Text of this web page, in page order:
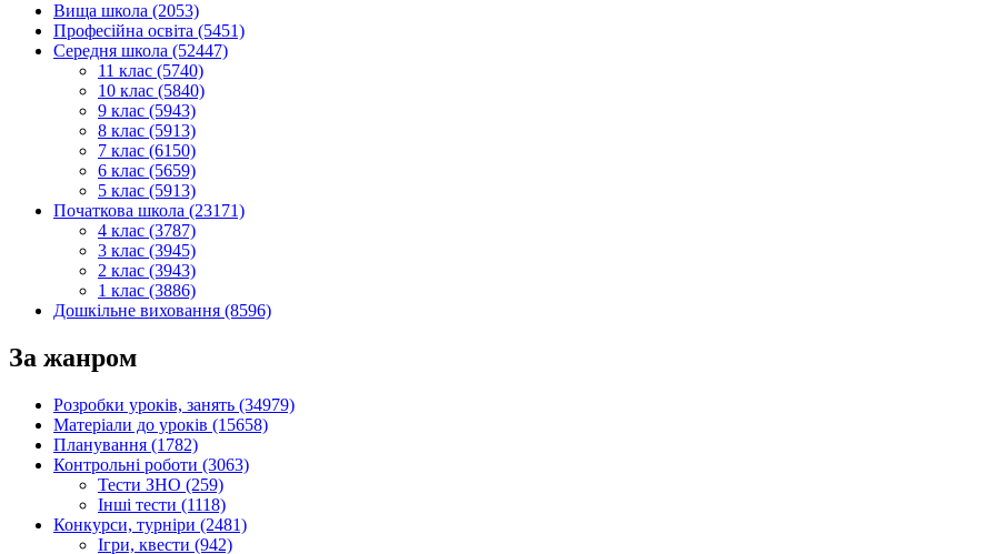
Вища школа (2053)
Професійна освіта (5451)
Середня школа (52447)
11 клас (5740)
10 клас (5840)
9 клас (5943)
8 клас (5913)
7 клас (6150)
6 клас (5659)
5 клас (5913)
Початкова школа (23171)
4 клас (3787)
3 клас (3945)
2 клас (3943)
1 клас (3886)
Дошкільне виховання (8596)
За жанром
Розробки уроків, занять (34979)
Матеріали до уроків (15658)
Планування (1782)
Контрольні роботи (3063)
Тести ЗНО (259)
Інші тести (1118)
Конкурси, турніри (2481)
Ігри, квести (942)